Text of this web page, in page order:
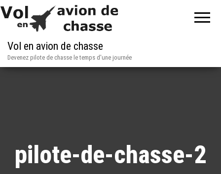
Vol en avion de chasse
Devenez pilote de chasse le temps d'une journée
pilote-de-chasse-2